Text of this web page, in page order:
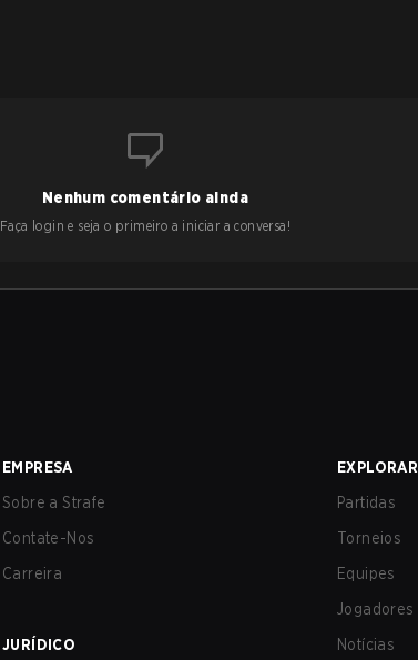
Nenhum comentário ainda
Faça login e seja o primeiro a iniciar a conversa!
EMPRESA
Sobre a Strafe
Contate-Nos
Carreira
JURÍDICO
EXPLORAR
Partidas
Torneios
Equipes
Jogadores
Notícias